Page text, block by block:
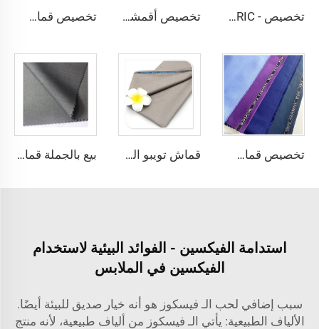
تخصيص - SHINNING LANA OBAMA VISCOSE POLYESTER SUITING SUPPER VISCOSE FABRIC تخصيص أقمشة بدلات مزيج البوليستر والفيزاوس مع حافة إنجليزية تخصيص قماش البدلات بنسبة 20% فيزاوس و80% بوليستر، قماش البوليستر والرايون TR Toyobo المخصص للبدلات
تخصيص قماش البوليستر والفيزاوس المناسب للبدلات والمخصص لملابس الموظفين مع حافة إنجليزية قماش تويبو المخصص من البوليستر والفيزاوس مع تمدد مناسب للجلابيات والقمصان وتنانير الأولاد بنمط أحادي للأولاد والرجال بيع بالجملة قماش تويل بنسبة 80% بوليستر و20% فيزاوس لأزياء الرجال العرب والثياب التقليدية لتويبو
استدامة الفيكسين - الفوائد البيئية لاستخدام
الفيكسين في الملابس
سبب إضافي لحب الـ فيسكوز هو أنه خيار صديق للبيئة أيضًا.
الألياف الطبيعية: يأتي الـ فيسكوز من ألياف طبيعية، لأنه منتج